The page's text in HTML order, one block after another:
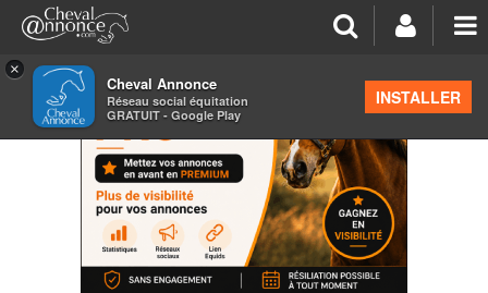
×
Cheval Annonce
Réseau social équitation
GRATUIT - Google Play
INSTALLER